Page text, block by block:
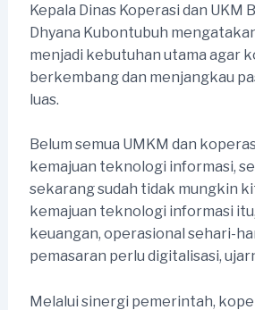
Kepala Dinas Koperasi dan UKM
Dhyana Kubontubuh
menjadi kebutuhan utama agar
berkembang dan menjangkau
luas.
Belum semua UMKM dan
kemajuan teknologi informasi,
sekarang sudah tidak mungkin
kemajuan teknologi informasi
keuangan, operasional sehari-
pemasaran perlu digitalisasi,
Melalui sinergi pemerintah,